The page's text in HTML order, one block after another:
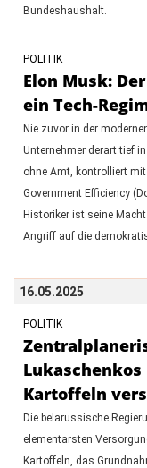
Bundeshaushalt.
POLITIK
Elon Musk:
ein Tech-
Nie zuvor in der
Unternehmer derart tief
ohne Amt, kontrolliert
Government Efficiency
Historiker ist seine
Angriff auf die
16.05.2025
POLITIK
Kartoffeln
Die belarussische
elementarsten
Kartoffeln, das